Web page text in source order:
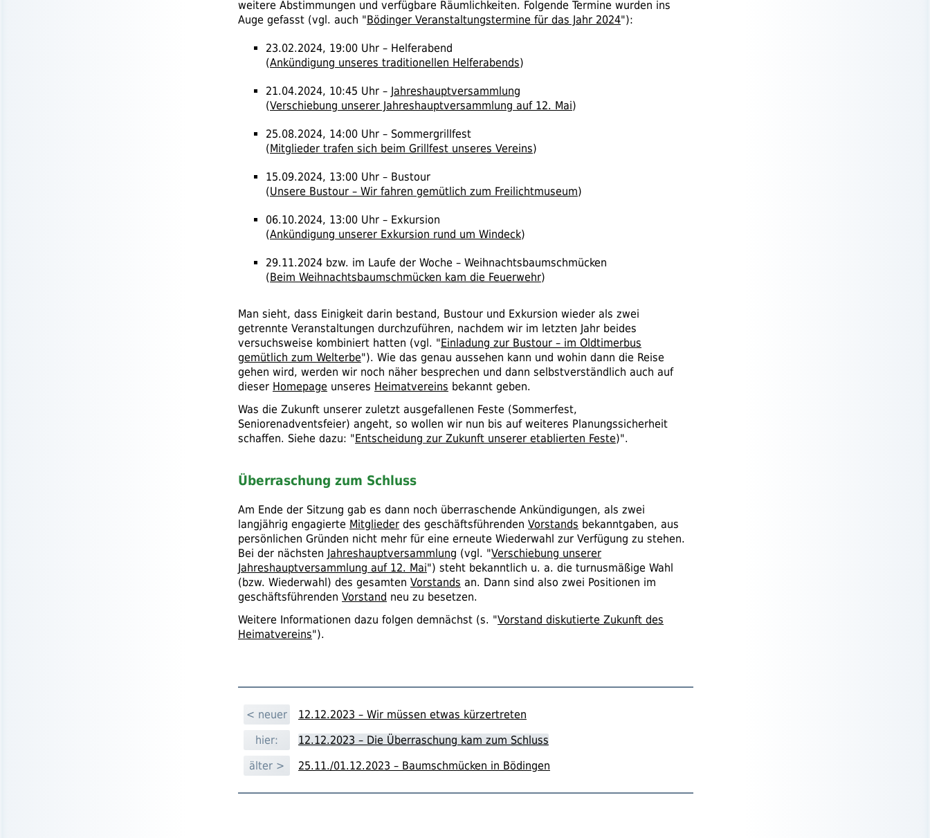
weitere Abstimmungen und verfügbare Räumlichkeiten. Folgende Termine wurden ins
Auge gefasst (vgl. auch "Bödinger Veranstaltungstermine für das Jahr 2024"):
23.02.2024, 19:00 Uhr – Helferabend
(Ankündigung unseres traditionellen Helferabends)
21.04.2024, 10:45 Uhr – Jahreshauptversammlung
(Verschiebung unserer Jahreshauptversammlung auf 12. Mai)
25.08.2024, 14:00 Uhr – Sommergrillfest
(Mitglieder trafen sich beim Grillfest unseres Vereins)
15.09.2024, 13:00 Uhr – Bustour
(Unsere Bustour – Wir fahren gemütlich zum Freilichtmuseum)
06.10.2024, 13:00 Uhr – Exkursion
(Ankündigung unserer Exkursion rund um Windeck)
29.11.2024 bzw. im Laufe der Woche – Weihnachtsbaumschmücken
(Beim Weihnachtsbaumschmücken kam die Feuerwehr)
Man sieht, dass Einigkeit darin bestand, Bustour und Exkursion wieder als zwei
getrennte Veranstaltungen durchzuführen, nachdem wir im letzten Jahr beides
versuchsweise kombiniert hatten (vgl. "Einladung zur Bustour – im Oldtimerbus
gemütlich zum Welterbe"). Wie das genau aussehen kann und wohin dann die Reise
gehen wird, werden wir noch näher besprechen und dann selbstverständlich auch auf
dieser Homepage unseres Heimatvereins bekannt geben.
Was die Zukunft unserer zuletzt ausgefallenen Feste (Sommerfest,
Seniorenadventsfeier) angeht, so wollen wir nun bis auf weiteres Planungssicherheit
schaffen. Siehe dazu: "Entscheidung zur Zukunft unserer etablierten Feste)".
Überraschung zum Schluss
Am Ende der Sitzung gab es dann noch überraschende Ankündigungen, als zwei
langjährig engagierte Mitglieder des geschäftsführenden Vorstands bekanntgaben, aus
persönlichen Gründen nicht mehr für eine erneute Wiederwahl zur Verfügung zu stehen.
Bei der nächsten Jahreshauptversammlung (vgl. "Verschiebung unserer
Jahreshauptversammlung auf 12. Mai") steht bekanntlich u. a. die turnusmäßige Wahl
(bzw. Wiederwahl) des gesamten Vorstands an. Dann sind also zwei Positionen im
geschäftsführenden Vorstand neu zu besetzen.
Weitere Informationen dazu folgen demnächst (s. "Vorstand diskutierte Zukunft des
Heimatvereins").
< neuer
12.12.2023 – Wir müssen etwas kürzertreten
hier:
12.12.2023 – Die Überraschung kam zum Schluss
älter >
25.11./01.12.2023 – Baumschmücken in Bödingen